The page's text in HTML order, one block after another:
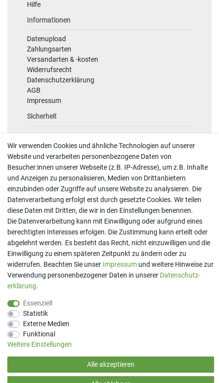
Hilfe
Informationen
Datenupload
Zahlungsarten
Versandarten & -kosten
Widerrufsrecht
Datenschutzerklärung
AGB
Impressum
Sicherheit
Kontakt
Telefon:07191 - 9 33 21 80
E-Mail:info@printaro.de
Bürozeiten
Mo - Fr 09:00 Uhr - 13:00 Uhr
Wir verwenden Cookies und ähnliche Technologien auf unserer
Website und verarbeiten personenbezogene Daten von
Besucher:innen unserer Webseite (z.B. IP-Adresse), um z.B. Inhalte
und Anzeigen zu personalisieren, Medien von Drittanbietern
einzubinden oder Zugriffe auf unsere Website zu analysieren. Die
Datenverarbeitung erfolgt erst durch gesetzte Cookies. Wir teilen
diese Daten mit Dritten, die wir in den Einstellungen benennen.
Die Datenverarbeitung kann mit Einwilligung oder aufgrund eines
berechtigten Interesses erfolgen. Die Zustimmung kann erteilt oder
abgelehnt werden. Es besteht das Recht, nicht einzuwilligen und die
Einwilligung zu einem späteren Zeitpunkt zu ändern oder zu
widerrufen. Beachten Sie unser Impressum und weitere Hinweise zur
Verwendung personenbezogener Daten in unserer Daten­schutz­
erklärung.
Essenziell
Statistik
Externe Medien
Funktional
Weitere Einstellungen
Alle akzeptieren